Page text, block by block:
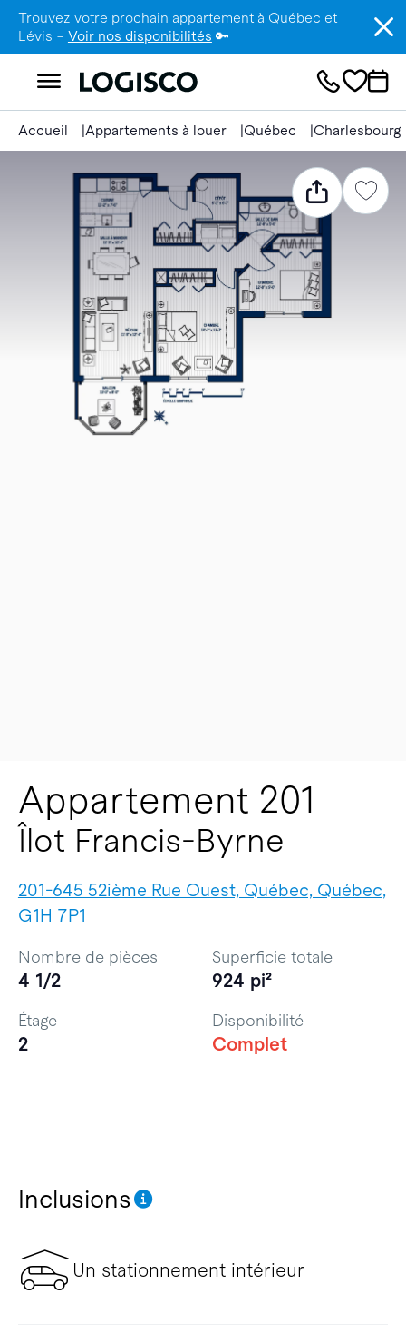
Trouvez votre prochain appartement à Québec et
Lévis – Voir nos disponibilités 🔑
Accueil Appartements à louer Québec Charlesbourg
Appartement 201
Îlot Francis-Byrne
201-645 52ième Rue Ouest, Québec, Québec,
G1H 7P1
Inclusions
Un stationnement intérieur
Nombre de pièces
4 1/2
Superficie totale
924 pi²
Étage
2
Disponibilité
Complet